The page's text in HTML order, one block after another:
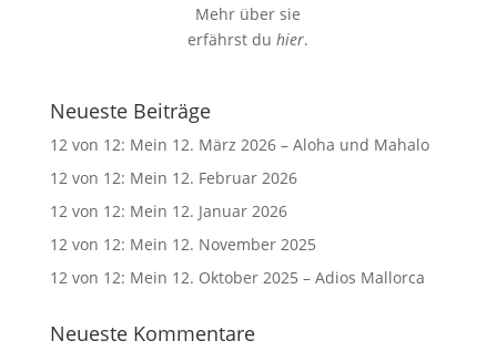
Mehr über sie
erfährst duhier.
Neueste Beiträge
12 von 12: Mein 12. März 2026 – Aloha und Mahalo
12 von 12: Mein 12. Februar 2026
12 von 12: Mein 12. Januar 2026
12 von 12: Mein 12. November 2025
12 von 12: Mein 12. Oktober 2025 – Adios Mallorca
Neueste Kommentare